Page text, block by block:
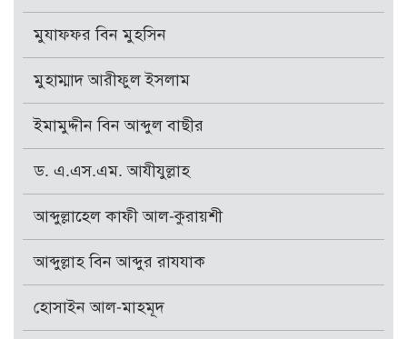
মুযাফফর বিন মুহসিন
মুহাম্মাদ আরীফুল ইসলাম
ইমামুদ্দীন বিন আব্দুল বাছীর
ড. এ.এস.এম. আযীযুল্লাহ
আব্দুল্লাহেল কাফী আল-কুরায়শী
আব্দুল্লাহ বিন আব্দুর রাযযাক
হোসাইন আল-মাহমূদ